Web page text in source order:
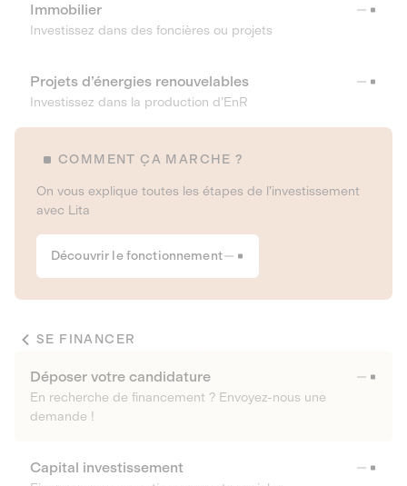
Immobilier
Investissez dans des foncières ou projets
Projets d’énergies renouvelables
Investissez dans la production d’EnR
COMMENT ÇA MARCHE ?
On vous explique toutes les étapes de l’investissement
avec Lita
Découvrir le fonctionnement
SE FINANCER
Déposer votre candidature
En recherche de financement ? Envoyez-nous une
demande !
Capital investissement